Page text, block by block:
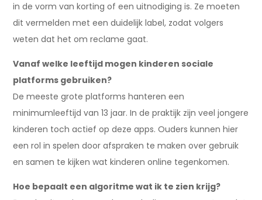
in de vorm van korting of een uitnodiging is. Ze moeten
dit vermelden met een duidelijk label, zodat volgers
weten dat het om reclame gaat.
Vanaf welke leeftijd mogen kinderen sociale
platforms gebruiken?
De meeste grote platforms hanteren een
minimumleeftijd van 13 jaar. In de praktijk zijn veel jongere
kinderen toch actief op deze apps. Ouders kunnen hier
een rol in spelen door afspraken te maken over gebruik
en samen te kijken wat kinderen online tegenkomen.
Hoe bepaalt een algoritme wat ik te zien krijg?